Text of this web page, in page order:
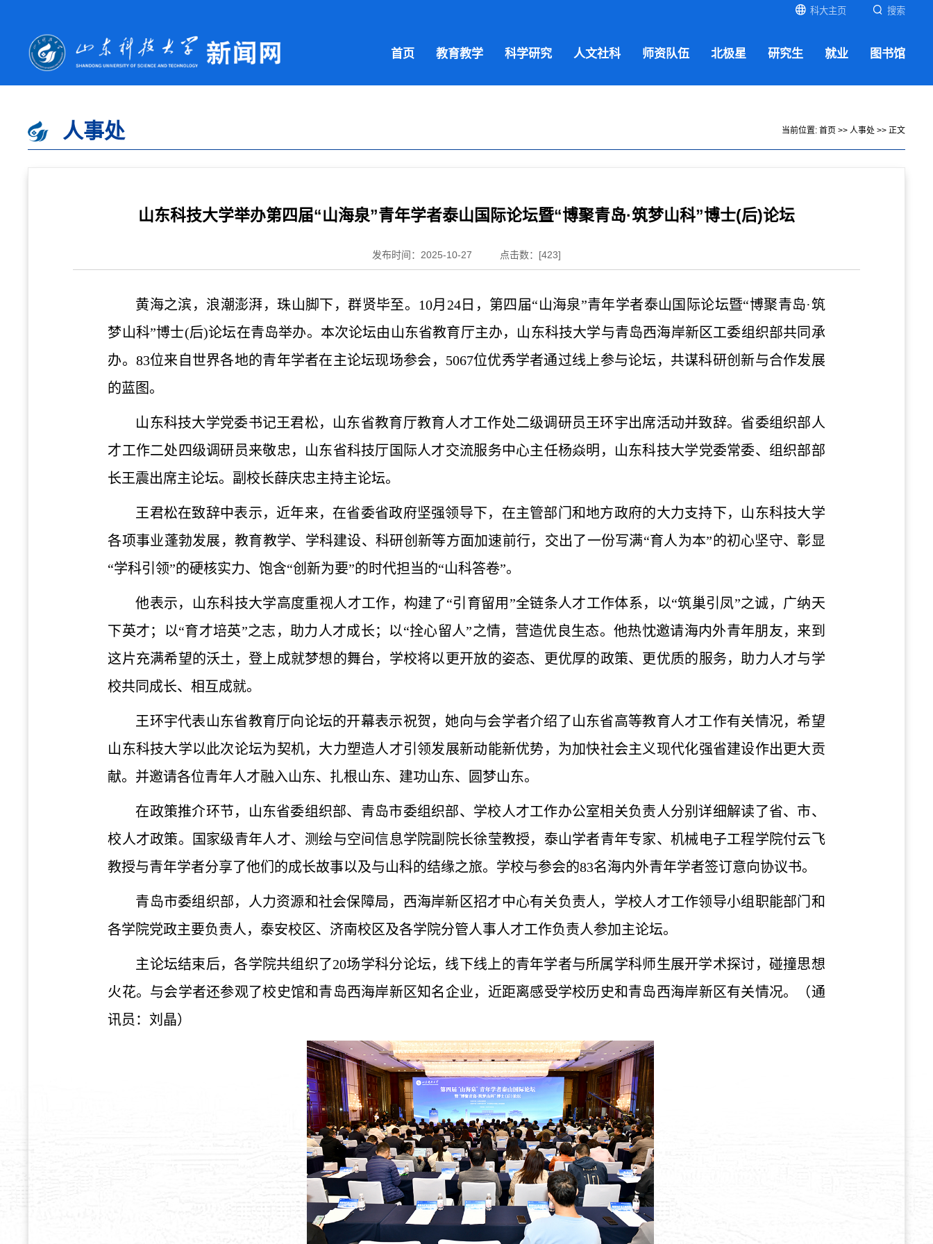
科大主页 搜索
首页 教育教学 科学研究 人文社科 师资队伍 北极星 研究生 就业 图书馆
人事处 当前位置: 首页 >> 人事处 >> 正文
山东科技大学举办第四届“山海泉”青年学者泰山国际论坛暨“博聚青岛·筑梦山科”博士(后)论坛
发布时间：2025-10-27 点击数：[423]
黄海之滨，浪潮澎湃，珠山脚下，群贤毕至。10月24日，第四届“山海泉”青年学者泰山国际论坛暨“博聚青岛·筑
梦山科”博士(后)论坛在青岛举办。本次论坛由山东省教育厅主办，山东科技大学与青岛西海岸新区工委组织部共同承
办。83位来自世界各地的青年学者在主论坛现场参会，5067位优秀学者通过线上参与论坛，共谋科研创新与合作发展
的蓝图。
山东科技大学党委书记王君松，山东省教育厅教育人才工作处二级调研员王环宇出席活动并致辞。省委组织部人
才工作二处四级调研员来敬忠，山东省科技厅国际人才交流服务中心主任杨焱明，山东科技大学党委常委、组织部部
长王震出席主论坛。副校长薛庆忠主持主论坛。
王君松在致辞中表示，近年来，在省委省政府坚强领导下，在主管部门和地方政府的大力支持下，山东科技大学
各项事业蓬勃发展，教育教学、学科建设、科研创新等方面加速前行，交出了一份写满“育人为本”的初心坚守、彰显
“学科引领”的硬核实力、饱含“创新为要”的时代担当的“山科答卷”。
他表示，山东科技大学高度重视人才工作，构建了“引育留用”全链条人才工作体系，以“筑巢引凤”之诚，广纳天
下英才；以“育才培英”之志，助力人才成长；以“拴心留人”之情，营造优良生态。他热忱邀请海内外青年朋友，来到
这片充满希望的沃土，登上成就梦想的舞台，学校将以更开放的姿态、更优厚的政策、更优质的服务，助力人才与学
校共同成长、相互成就。
王环宇代表山东省教育厅向论坛的开幕表示祝贺，她向与会学者介绍了山东省高等教育人才工作有关情况，希望
山东科技大学以此次论坛为契机，大力塑造人才引领发展新动能新优势，为加快社会主义现代化强省建设作出更大贡
献。并邀请各位青年人才融入山东、扎根山东、建功山东、圆梦山东。
在政策推介环节，山东省委组织部、青岛市委组织部、学校人才工作办公室相关负责人分别详细解读了省、市、
校人才政策。国家级青年人才、测绘与空间信息学院副院长徐莹教授，泰山学者青年专家、机械电子工程学院付云飞
教授与青年学者分享了他们的成长故事以及与山科的结缘之旅。学校与参会的83名海内外青年学者签订意向协议书。
青岛市委组织部，人力资源和社会保障局，西海岸新区招才中心有关负责人，学校人才工作领导小组职能部门和
各学院党政主要负责人，泰安校区、济南校区及各学院分管人事人才工作负责人参加主论坛。
主论坛结束后，各学院共组织了20场学科分论坛，线下线上的青年学者与所属学科师生展开学术探讨，碰撞思想
火花。与会学者还参观了校史馆和青岛西海岸新区知名企业，近距离感受学校历史和青岛西海岸新区有关情况。（通
讯员：刘晶）